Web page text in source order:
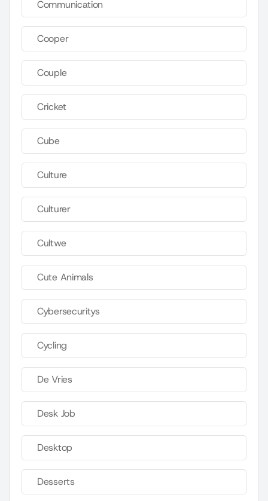
Communication
Cooper
Couple
Cricket
Cube
Culture
Culturer
Cultwe
Cute Animals
Cybersecuritys
Cycling
De Vries
Desk Job
Desktop
Desserts